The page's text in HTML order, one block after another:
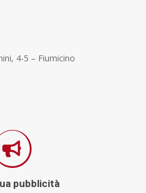
4-5 – Fiumicino
pubblicità